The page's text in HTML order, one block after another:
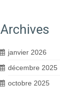
Archives
janvier 2026
décembre 2025
octobre 2025